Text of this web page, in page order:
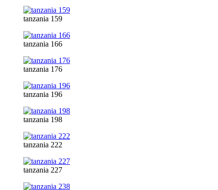
tanzania 159
tanzania 166
tanzania 176
tanzania 196
tanzania 198
tanzania 222
tanzania 227